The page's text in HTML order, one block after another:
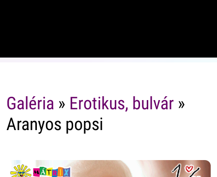
Galéria » Erotikus, bulvár»
Aranyos popsi